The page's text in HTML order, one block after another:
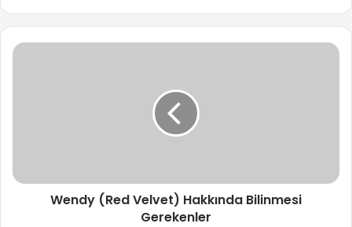
Wendy
Wendy (Red Velvet) Hakkında Bilinmesi
Gerekenler